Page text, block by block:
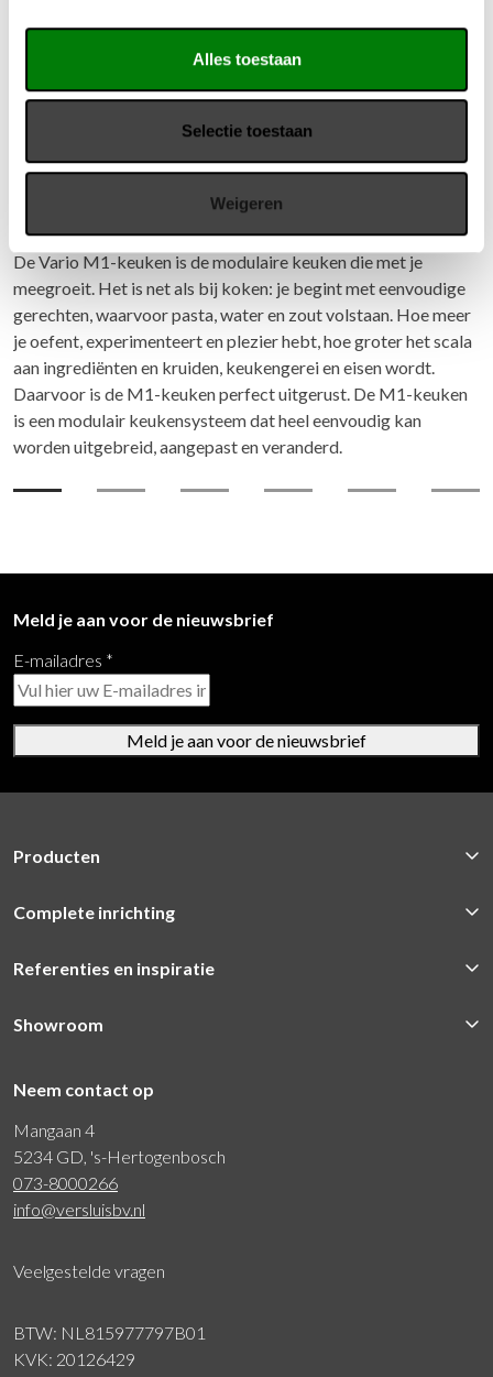
Alles toestaan
Selectie toestaan
Weigeren
De Vario M1-keuken is de modulaire keuken die met je
meegroeit. Het is net als bij koken: je begint met eenvoudige
gerechten, waarvoor pasta, water en zout volstaan. Hoe meer
je oefent, experimenteert en plezier hebt, hoe groter het scala
aan ingrediënten en kruiden, keukengerei en eisen wordt.
Daarvoor is de M1-keuken perfect uitgerust. De M1-keuken
is een modulair keukensysteem dat heel eenvoudig kan
worden uitgebreid, aangepast en veranderd.
Meld je aan voor de nieuwsbrief
E-mailadres *
Meld je aan voor de nieuwsbrief
Producten
Complete inrichting
Referenties en inspiratie
Showroom
Neem contact op
Mangaan 4
5234 GD, 's-Hertogenbosch
073-8000266
info@versluisbv.nl
Veelgestelde vragen
BTW: NL815977797B01
KVK: 20126429